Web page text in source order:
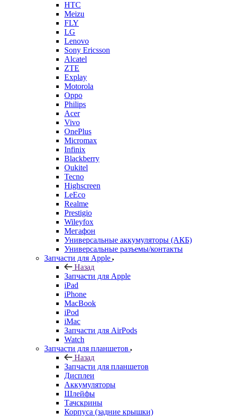
HTC
Meizu
FLY
LG
Lenovo
Sony Ericsson
Alcatel
ZTE
Explay
Motorola
Oppo
Philips
Acer
Vivo
OnePlus
Micromax
Infinix
Blackberry
Oukitel
Tecno
Highscreen
LeEco
Realme
Prestigio
Wileyfox
Мегафон
Универсальные аккумуляторы (АКБ)
Универсальные разъемы/контакты
Запчасти для Apple
Назад
Запчасти для Apple
iPad
iPhone
MacBook
iPod
iMac
Запчасти для AirPods
Watch
Запчасти для планшетов
Назад
Запчасти для планшетов
Дисплеи
Аккумуляторы
Шлейфы
Тачскрины
Корпуса (задние крышки)